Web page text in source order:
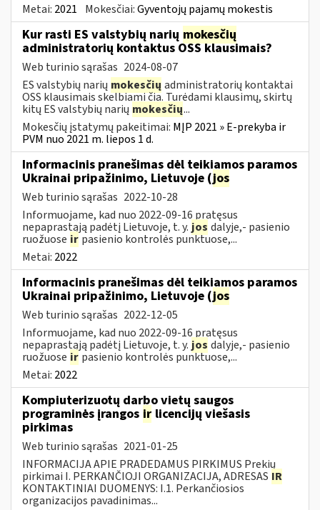
Metai: 2021 Mokesčiai:Gyventojų pajamų mokestis
Kur rasti ES valstybių narių mokesčių
administratorių kontaktus OSS klausimais?
Web turinio sąrašas 2024-08-07
ES valstybių narių mokesčių administratorių kontaktai
OSS klausimais skelbiami čia. Turėdami klausimų, skirtų
kitų ES valstybių narių mokesčių...
Mokesčių įstatymų pakeitimai: MĮP 2021 » E-prekyba ir
PVM nuo 2021 m. liepos 1 d.
Informacinis pranešimas dėl teikiamos paramos
Ukrainai pripažinimo, Lietuvoje (jos
Web turinio sąrašas 2022-10-28
Informuojame, kad nuo 2022-09-16 pratęsus
nepaprastąją padėtį Lietuvoje, t. y. jos dalyje,- pasienio
ruožuose ir pasienio kontrolės punktuose,...
Metai: 2022
Informacinis pranešimas dėl teikiamos paramos
Ukrainai pripažinimo, Lietuvoje (jos
Web turinio sąrašas 2022-12-05
Informuojame, kad nuo 2022-09-16 pratęsus
nepaprastąją padėtį Lietuvoje, t. y. jos dalyje,- pasienio
ruožuose ir pasienio kontrolės punktuose,...
Metai: 2022
Kompiuterizuotų darbo vietų saugos
programinės įrangos ir licencijų viešasis
pirkimas
Web turinio sąrašas 2021-01-25
INFORMACIJA APIE PRADEDAMUS PIRKIMUS Prekių
pirkimai I. PERKANČIOJI ORGANIZACIJA, ADRESAS IR
KONTAKTINIAI DUOMENYS: I.1. Perkančiosios
organizacijos pavadinimas...